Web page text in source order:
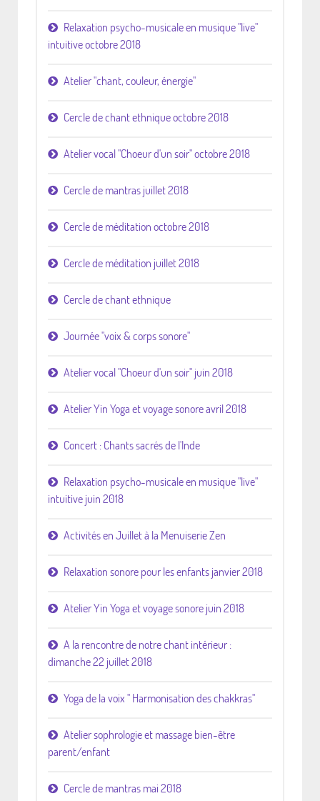
Relaxation psycho-musicale en musique "live"
intuitive octobre 2018
Atelier "chant, couleur, énergie"
Cercle de chant ethnique octobre 2018
Atelier vocal "Choeur d'un soir" octobre 2018
Cercle de mantras juillet 2018
Cercle de méditation octobre 2018
Cercle de méditation juillet 2018
Cercle de chant ethnique
Journée "voix & corps sonore"
Atelier vocal "Choeur d'un soir" juin 2018
Atelier Yin Yoga et voyage sonore avril 2018
Concert : Chants sacrés de l'Inde
Relaxation psycho-musicale en musique "live"
intuitive juin 2018
Activités en Juillet à la Menuiserie Zen
Relaxation sonore pour les enfants janvier 2018
Atelier Yin Yoga et voyage sonore juin 2018
A la rencontre de notre chant intérieur :
dimanche 22 juillet 2018
Yoga de la voix " Harmonisation des chakkras"
Atelier sophrologie et massage bien-être
parent/enfant
Cercle de mantras mai 2018